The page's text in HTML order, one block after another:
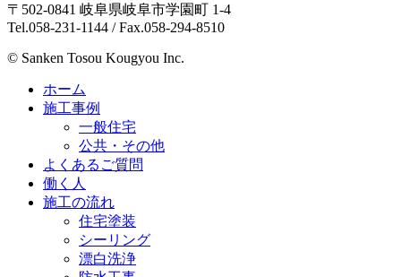
〒502-0841 岐阜県岐阜市学園町 1-4
Tel.058-231-1144 / Fax.058-294-8510
© Sanken Tosou Kougyou Inc.
ホーム
施工事例
一般住宅
公共・その他
よくあるご質問
働く人
施工の流れ
住宅塗装
シーリング
漂白洗浄